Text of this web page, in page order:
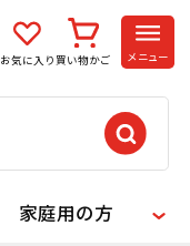
お気に入り 買い物かご メニュー
家庭用の方